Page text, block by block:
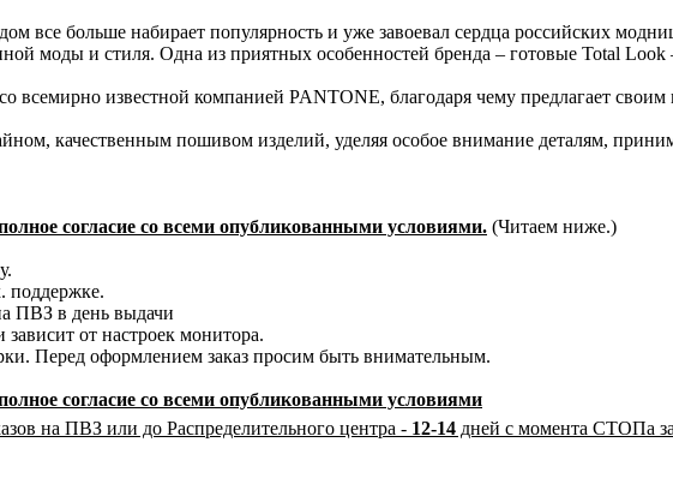
все больше набирает популярность и уже завоевал сердца российских
моды и стиля. Одна из приятных особенностей бренда – готовые Total Look
всемирно известной компанией PANTONE, благодаря чему предлагает
качественным пошивом изделий, уделяя особое внимание деталям,
согласие со всеми опубликованными условиями. (Читаем ниже.)
поддержке.
ПВЗ в день выдачи
от настроек монитора.
Перед оформлением заказ просим быть внимательным.
согласие со всеми опубликованными условиями
на ПВЗ или до Распределительного центра - 12-14 дней с момента СТОПа